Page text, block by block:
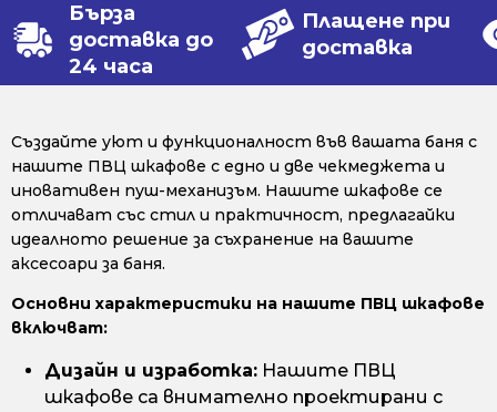
Бърза
доставка до
24 часа
Плащене при
доставка
Създайте уют и функционалност във вашата баня с
нашите ПВЦ шкафове с едно и две чекмеджета и
иновативен пуш-механизъм. Нашите шкафове се
отличават със стил и практичност, предлагайки
идеалното решение за съхранение на вашите
аксесоари за баня.
Основни характеристики на нашите ПВЦ шкафове
включват:
Дизайн и изработка: Нашите ПВЦ
шкафове са внимателно проектирани с